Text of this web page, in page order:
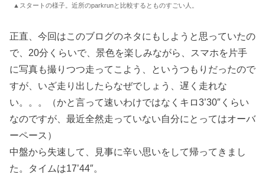
▲スタートの様子。近所のparkrunと比較するとものすごい人。
正直、今回はこのブログのネタにもしようと思っていたの
で、20分くらいで、景色を楽しみながら、スマホを片手
に写真も撮りつつ走ってこよう、というつもりだったので
すが、いざ走り出したらなぜでしょう、遅く走れな
い。。。（かと言って速いわけではなくキロ3’30″くらい
なのですが、最近全然走っていない自分にとってはオーバ
ーペース）
中盤から失速して、見事に辛い思いをして帰ってきまし
た。タイムは17’44″。